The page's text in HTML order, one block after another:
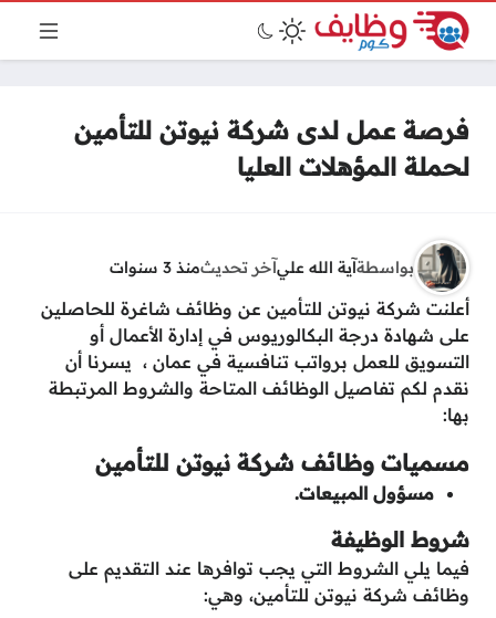
فرصة عمل لدى شركة نيوتن للتأمين
لحملة المؤهلات العليا
بواسطةآية الله عليآخر تحديثمنذ 3 سنوات
أعلنت شركة نيوتن للتأمين عن وظائف شاغرة للحاصلين
على شهادة درجة البكالوريوس في إدارة الأعمال أو
التسويق للعمل برواتب تنافسية في عمان ، يسرنا أن
نقدم لكم تفاصيل الوظائف المتاحة والشروط المرتبطة
بها:
مسميات وظائف شركة نيوتن للتأمين
مسؤول المبيعات.
شروط الوظيفة
فيما يلي الشروط التي يجب توافرها عند التقديم على
وظائف شركة نيوتن للتأمين، وهي: